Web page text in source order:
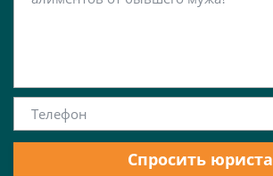
Спросить юриста